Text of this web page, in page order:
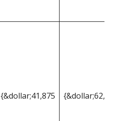
{&dollar;41,875 {&dollar;62,085